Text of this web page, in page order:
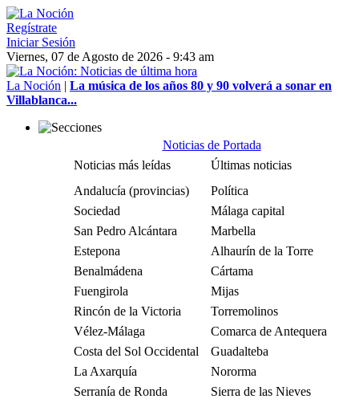
Regístrate
Iniciar Sesión
Viernes, 07 de Agosto de 2026 - 9:43 am
La Noción | La música de los años 80 y 90 volverá a sonar en
Villablanca...
Noticias de Portada
Noticias más leídas
Últimas noticias
Andalucía (provincias)
Política
Sociedad
Málaga capital
San Pedro Alcántara
Marbella
Estepona
Alhaurín de la Torre
Benalmádena
Cártama
Fuengirola
Mijas
Rincón de la Victoria
Torremolinos
Vélez-Málaga
Comarca de Antequera
Costa del Sol Occidental
Guadalteba
La Axarquía
Nororma
Serranía de Ronda
Sierra de las Nieves